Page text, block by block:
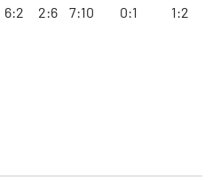
6:2 2:6 7:10 0:1 1:2